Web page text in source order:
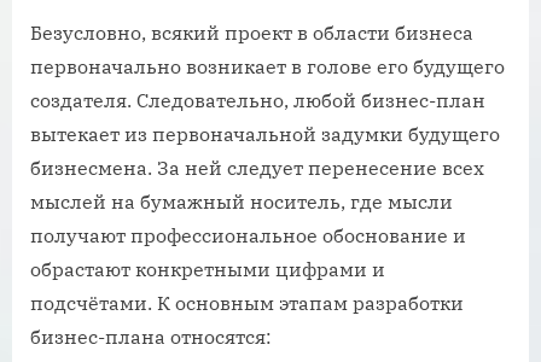
Безусловно, всякий проект в области бизнеса
первоначально возникает в голове его будущего
создателя. Следовательно, любой бизнес-план
вытекает из первоначальной задумки будущего
бизнесмена. За ней следует перенесение всех
мыслей на бумажный носитель, где мысли
получают профессиональное обоснование и
обрастают конкретными цифрами и
подсчётами. К основным этапам разработки
бизнес-плана относятся: